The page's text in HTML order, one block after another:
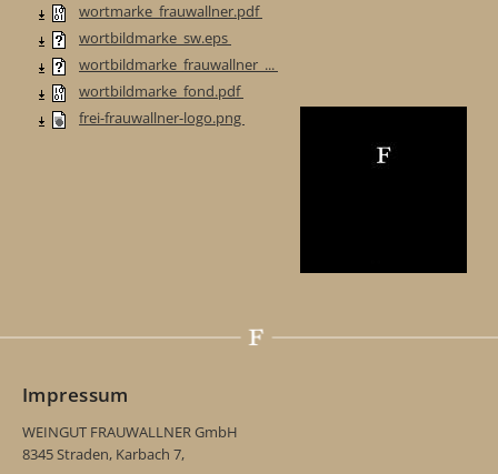
wortmarke_frauwallner.pdf
wortbildmarke_sw.eps
wortbildmarke_frauwallner_...
wortbildmarke_fond.pdf
frei-frauwallner-logo.png
Impressum
WEINGUT FRAUWALLNER GmbH
8345 Straden, Karbach 7,